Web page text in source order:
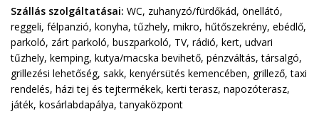
Szállás szolgáltatásai: WC, zuhanyzó/fürdőkád, önellátó,
reggeli, félpanzió, konyha, tűzhely, mikro, hűtőszekrény, ebédlő,
parkoló, zárt parkoló, buszparkoló, TV, rádió, kert, udvari
tűzhely, kemping, kutya/macska bevihető, pénzváltás, társalgó,
grillezési lehetőség, sakk, kenyérsütés kemencében, grillező, taxi
rendelés, házi tej és tejtermékek, kerti terasz, napozóterasz,
játék, kosárlabdapálya, tanyaközpont